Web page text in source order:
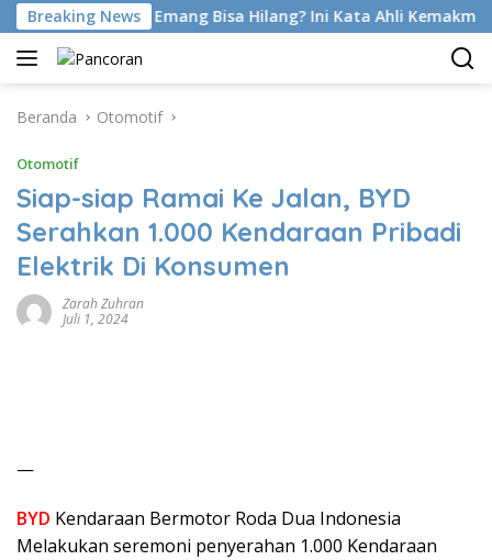
Langsung
ke
konten
Breaking News
Di Latihan Emang Bisa Hilang? Ini Kata Ahli Kemakmuran
Beranda Otomotif
Otomotif
Siap-siap Ramai Ke Jalan, BYD
Serahkan 1.000 Kendaraan Pribadi
Elektrik Di Konsumen
Zarah Zuhran
Juli 1, 2024
—
BYD Kendaraan Bermotor Roda Dua Indonesia
Melakukan seremoni penyerahan 1.000 Kendaraan